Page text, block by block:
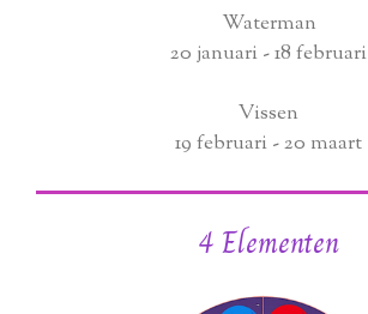
Waterman
20 januari - 18 februari
Vissen
19 februari - 20 maart
4 Elementen